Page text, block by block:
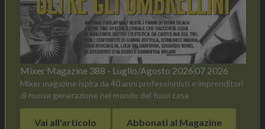
Mixer Magazine 388 - Luglio/Agosto 2026 07 2026
Mixer magazine ispira da 40 anni professionisti e imprenditori
di nuova generazione nel mondo del fuori casa
Vai all'articolo Abbonati al Magazine